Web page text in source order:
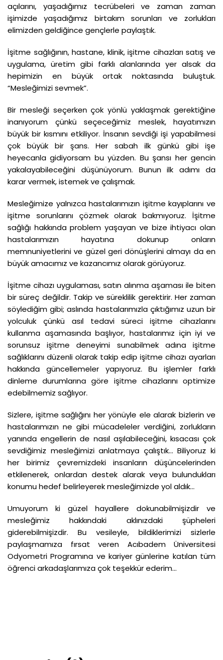
açılarını, yaşadığımız tecrübeleri ve zaman zaman
işimizde yaşadığımız birtakım sorunları ve zorlukları
elimizden geldiğince gençlerle paylaştık.
İşitme sağlığının, hastane, klinik, işitme cihazları satış ve
uygulama, üretim gibi farklı alanlarında yer alsak da
hepimizin en büyük ortak noktasında buluştuk.
“Mesleğimizi sevmek”.
Bir mesleği seçerken çok yönlü yaklaşmak gerektiğine
inanıyorum çünkü seçeceğimiz meslek, hayatımızın
büyük bir kısmını etkiliyor. İnsanın sevdiği işi yapabilmesi
çok büyük bir şans. Her sabah ilk günkü gibi işe
heyecanla gidiyorsam bu yüzden. Bu şansı her gencin
yakalayabileceğini düşünüyorum. Bunun ilk adımı da
karar vermek, istemek ve çalışmak.
Mesleğimize yalnızca hastalarımızın işitme kayıplarını ve
işitme sorunlarını çözmek olarak bakmıyoruz. İşitme
sağlığı hakkında problem yaşayan ve bize ihtiyacı olan
hastalarımızın hayatına dokunup onların
memnuniyetlerini ve güzel geri dönüşlerini almayı da en
büyük amacımız ve kazancımız olarak görüyoruz.
İşitme cihazı uygulaması, satın alınma aşaması ile biten
bir süreç değildir. Takip ve süreklilik gerektirir. Her zaman
söylediğim gibi; aslında hastalarımızla çıktığımız uzun bir
yolculuk çünkü asıl tedavi süreci işitme cihazlarını
kullanma aşamasında başlıyor, hastalarımız için iyi ve
sorunsuz işitme deneyimi sunabilmek adına işitme
sağlıklarını düzenli olarak takip edip işitme cihazı ayarları
hakkında güncellemeler yapıyoruz. Bu işlemler farklı
dinleme durumlarına göre işitme cihazlarını optimize
edebilmemiz sağlıyor.
Sizlere, işitme sağlığını her yönüyle ele alarak bizlerin ve
hastalarımızın ne gibi mücadeleler verdiğini, zorlukların
yanında engellerin de nasıl aşılabileceğini, kısacası çok
sevdiğimiz mesleğimizi anlatmaya çalıştık... Biliyoruz ki
her birimiz çevremizdeki insanların düşüncelerinden
etkilenerek, onlardan destek alarak veya bulundukları
konumu hedef belirleyerek mesleğimizde yol aldık…
Umuyorum ki güzel hayallere dokunabilmişizdir ve
mesleğimiz hakkındaki aklınızdaki şüpheleri
giderebilmişizdir. Bu vesileyle, bildiklerimizi sizlerle
paylaşmamıza fırsat veren Acıbadem Üniversitesi
Odyometri Programına ve kariyer günlerine katılan tüm
öğrenci arkadaşlarımıza çok teşekkür ederim...